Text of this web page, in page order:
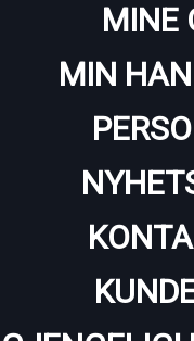
MINE
MIN